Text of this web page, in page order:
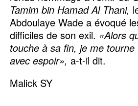
Tamim bin Hamad Al Thani,
Abdoulaye Wade a évoqué
difficiles de son exil. «Alors
touche à sa fin, je me tourne
avec espoir», a-t-il dit.
Malick SY